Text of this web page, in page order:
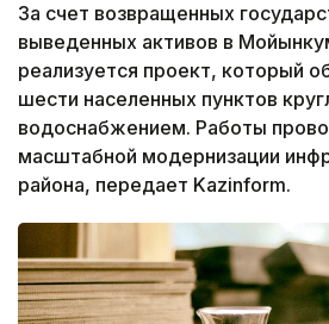
За счет возвращенных
выведенных активов в
реализуется проект, который
шести населенных пунктов
водоснабжением. Работы
масштабной модернизации
района, передает Kazinform.